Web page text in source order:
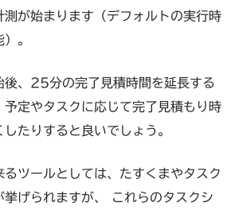
測が始まります（デフォルトの実行時
。
後、25分の完了見積時間を延長する
予定やタスクに応じて完了見積もり時
たりすると良いでしょう。
るツールとしては、たすくまやタスク
挙げられますが、 これらのタスクシ